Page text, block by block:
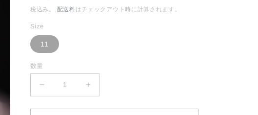
常
格
税込み。 配送料はチェックアウト時に計算されます。
Size
11
数量
Turquoise
Ring
1026
Turquoise
Ring